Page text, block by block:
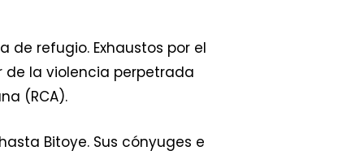
de refugio. Exhaustos por el
de la violencia perpetrada
(RCA).
Bitoye. Sus cónyuges e